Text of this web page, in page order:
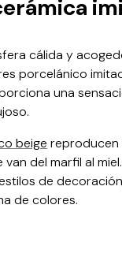
cálida y
porcelánico
una
beige reproducen
del marfil al
de
de colores.